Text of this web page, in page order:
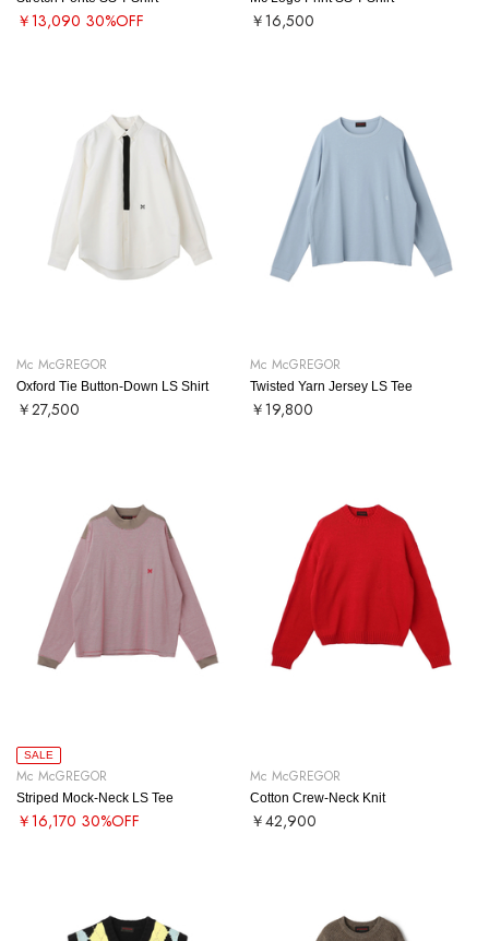
￥13,090 30%OFF ￥16,500
Mc McGREGOR
Oxford Tie Button-Down LS Shirt
￥27,500
Mc McGREGOR
Twisted Yarn Jersey LS Tee
￥19,800
SALE
Mc McGREGOR
Striped Mock-Neck LS Tee
￥16,170 30%OFF
Mc McGREGOR
Cotton Crew-Neck Knit
￥42,900